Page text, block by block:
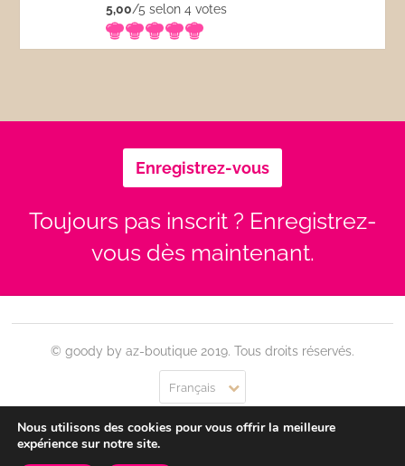
5,00/5 selon 4votes
Enregistrez-vous
Toujours pas inscrit ? Enregistrez-
vous dès maintenant.
© goody by az-boutique 2019. Tous droits réservés.
Français
Contact Se connecter Confidentialité CGU
Nous utilisons des cookies pour vous offrir la meilleure
expérience sur notre site.